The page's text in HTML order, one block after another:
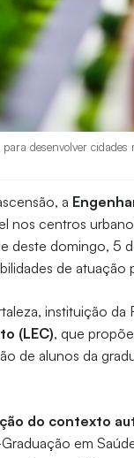
desenvolver cidades
a
nos centros
deste domingo, 5
de atuação
instituição da
(LEC), que
de alunos da
do contexto
em